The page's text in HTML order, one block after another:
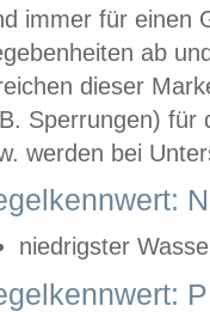
immer für einen
ab
dieser
Sperrungen) für
werden bei
niedrigster